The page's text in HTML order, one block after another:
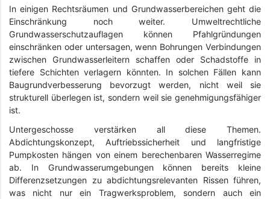
In einigen Rechtsräumen und Grundwasserbereichen geht die
Einschränkung noch weiter. Umweltrechtliche
Grundwasserschutzauflagen können Pfahlgründungen
einschränken oder untersagen, wenn Bohrungen Verbindungen
zwischen Grundwasserleitern schaffen oder Schadstoffe in
tiefere Schichten verlagern könnten. In solchen Fällen kann
Baugrundverbesserung bevorzugt werden, nicht weil sie
strukturell überlegen ist, sondern weil sie genehmigungsfähiger
ist.
Untergeschosse verstärken all diese Themen.
Abdichtungskonzept, Auftriebssicherheit und langfristige
Pumpkosten hängen von einem berechenbaren Wasserregime
ab. In Grundwasserumgebungen können bereits kleine
Differenzsetzungen zu abdichtungsrelevanten Rissen führen,
was nicht nur ein Tragwerksproblem, sondern auch ein